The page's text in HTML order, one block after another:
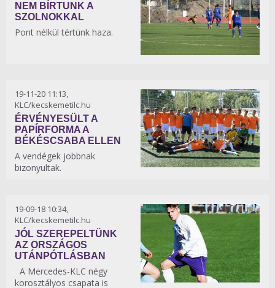
NEM BÍRTUNK A
SZOLNOKKAL
Pont nélkül tértünk haza.
19-11-20 11:13,
KLC/kecskemetilc.hu
ÉRVÉNYESÜLT A
PAPÍRFORMA A
BÉKÉSCSABA ELLEN
A vendégek jobbnak
bizonyultak.
19-09-18 10:34,
KLC/kecskemetilc.hu
JÓL SZEREPELTÜNK
AZ ORSZÁGOS
UTÁNPÓTLÁSBAN
A Mercedes-KLC négy
korosztályos csapata is